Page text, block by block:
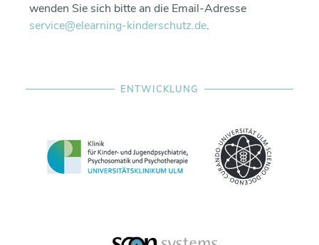
wenden Sie sich bitte an die Email-Adresse
service@elearning-kinderschutz.de.
ENTWICKLUNG